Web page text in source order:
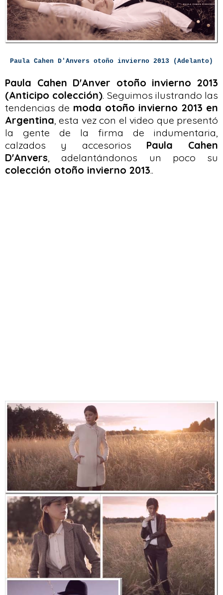
Paula Cahen D'Anvers otoño invierno 2013 (Adelanto)
Paula Cahen D'Anver otoño invierno 2013
(Anticipo colección). Seguimos ilustrando las
tendencias de moda otoño invierno 2013 en
Argentina, esta vez con el video que presentó
la gente de la firma de indumentaria,
calzados y accesorios Paula Cahen
D'Anvers, adelantándonos un poco su
colección otoño invierno 2013..